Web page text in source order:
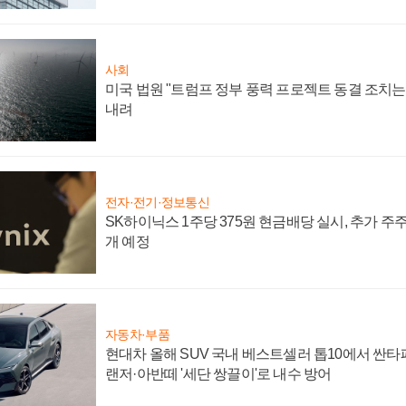
사회
미국 법원 "트럼프 정부 풍력 프로젝트 동결 조치
내려
전자·전기·정보통신
SK하이닉스 1주당 375원 현금배당 실시, 추가 주
개 예정
자동차·부품
현대차 올해 SUV 국내 베스트셀러 톱10에서 싼타
랜저·아반떼 '세단 쌍끌이'로 내수 방어